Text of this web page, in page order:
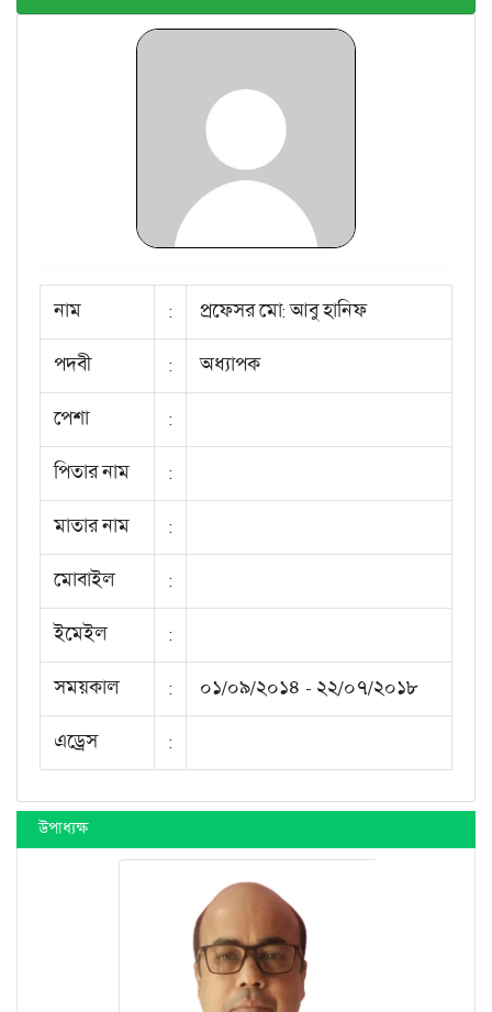
নাম : প্রফেসর মো: আবু হানিফ
পদবী : অধ্যাপক
পেশা :
পিতার নাম :
মাতার নাম :
মোবাইল :
ইমেইল :
সময়কাল : ০১/০৯/২০১৪ - ২২/০৭/২০১৮
এড্রেস :
উপাধ্যক্ষ